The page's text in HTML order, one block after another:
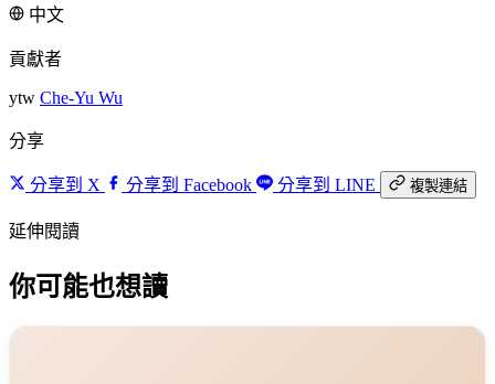
中文
貢獻者
ytw Che-Yu Wu
分享
分享到 X 分享到 Facebook 分享到 LINE 複製連結
延伸閱讀
你可能也想讀